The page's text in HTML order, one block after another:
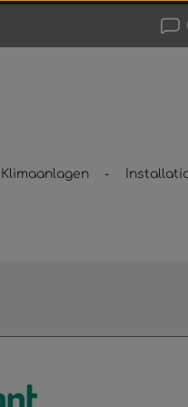
Klimaanlagen